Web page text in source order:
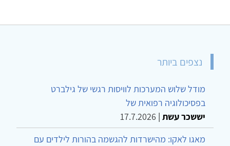
נצפים ביותר
מודל שלוש המערכות לוויסות רגשי של גילברט
בפסיכולוגיה רפואית של
יששכר עשת |
17.7.2026
מאגו לאקו: מהישרדות להגשמה בהורות לילדים עם